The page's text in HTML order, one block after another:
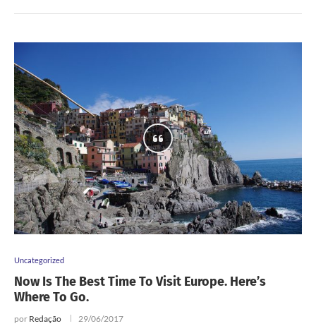
Uncategorized
Now Is The Best Time To Visit Europe. Here’s
Where To Go.
por Redação 29/06/2017